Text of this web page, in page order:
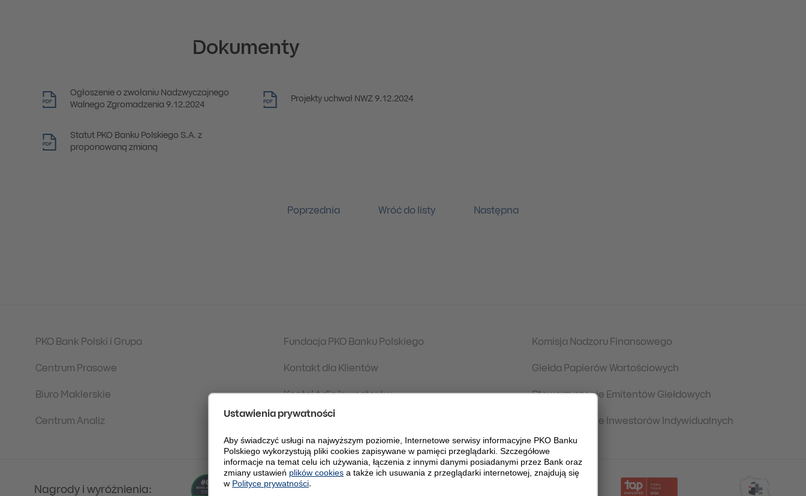
Dokumenty
PDF
Ogłoszenie o zwołaniu Nadzwyczajnego
Walnego Zgromadzenia 9.12.2024
PDF Projekty uchwał NWZ 9.12.2024
PDF
Statut PKO Banku Polskiego S.A. z
proponowaną zmianą
Poprzednia Wróć do listy Następna
PKO Bank Polski i Grupa
Centrum Prasowe
Biuro Maklerskie
Centrum Analiz
Fundacja PKO Banku Polskiego
Kontakt dla Klientów
Kontakt dla Inwestorów
Komisja Nadzoru Finansowego
Giełda Papierów Wartościowych
Stowarzyszenie Emitentów Giełdowych
Stowarzyszenie Inwestorów Indywidualnych
Nagrody i wyróżnienia: